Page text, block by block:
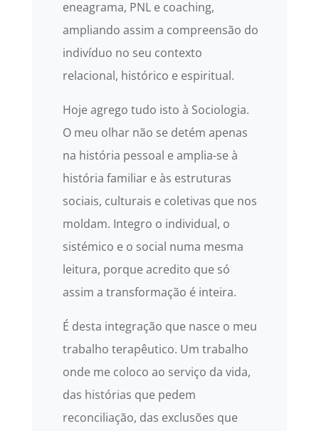
eneagrama, PNL e coaching,
ampliando assim a compreensão do
indivíduo no seu contexto
relacional, histórico e espiritual.
Hoje agrego tudo isto à Sociologia.
O meu olhar não se detém apenas
na história pessoal e amplia-se à
história familiar e às estruturas
sociais, culturais e coletivas que nos
moldam. Integro o individual, o
sistémico e o social numa mesma
leitura, porque acredito que só
assim a transformação é inteira.
É desta integração que nasce o meu
trabalho terapêutico. Um trabalho
onde me coloco ao serviço da vida,
das histórias que pedem
reconciliação, das exclusões que